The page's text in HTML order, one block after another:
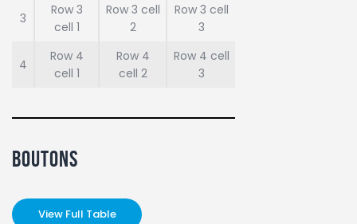
3
Row 3
cell 1
Row 3 cell
2
Row 3 cell
3
4
Row 4
cell 1
Row 4
cell 2
Row 4 cell
3
Boutons
View Full Table